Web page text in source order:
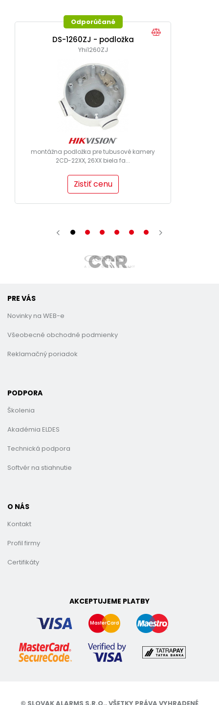
Odporúčané
DS-1260ZJ - podložka
Yhi1260ZJ
montážna podložka pre tubusové kamery
2CD-22XX, 26XX biela fa...
Zistiť cenu
PRE VÁS
Novinky na WEB-e
Všeobecné obchodné podmienky
Reklamačný poriadok
PODPORA
Školenia
Akadémia ELDES
Technická podpora
Softvér na stiahnutie
O NÁS
Kontakt
Profil firmy
Certifikáty
AKCEPTUJEME PLATBY